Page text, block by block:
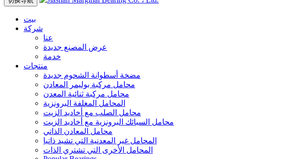
بيت
شركة
عنا
عرض المصنع جديدة
خدمة
منتجات
مضخة أسطوانة الشحوم جديدة
محامل مركبة بوليمر المعادن
محامل مركبة ثنائية المعدن
المحامل المغلفة البرونزية
محامل الصلب مع أخاديد الزيت
محامل السبائك البرونزية مع أخاديد الزيت
محامل المعادن الذاتي
المحامل غير المعدنية التي تشيد ذاتيا
المحامل الأخرى التي تشتري الذات